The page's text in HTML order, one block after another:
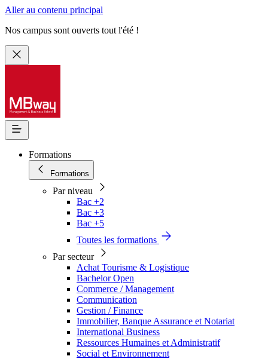
Aller au contenu principal
Nos campus sont ouverts tout l'été !
Formations
Formations
Par niveau
Bac +2
Bac +3
Bac +5
Toutes les formations
Par secteur
Achat Tourisme & Logistique
Bachelor Open
Commerce / Management
Communication
Gestion / Finance
Immobilier, Banque Assurance et Notariat
International Business
Ressources Humaines et Administratif
Social et Environnement